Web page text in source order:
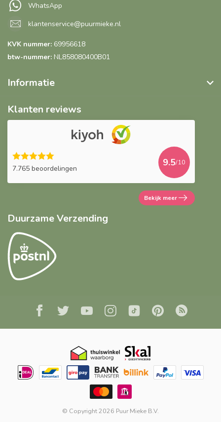
WhatsApp
klantenservice@puurmieke.nl
KVK nummer: 69956618
btw-nummer: NL858080400B01
Informatie
Klanten reviews
7.765 beoordelingen
9.5/10
Bekijk meer
Duurzame Verzending
© Copyright 2026 Puur Mieke B.V.